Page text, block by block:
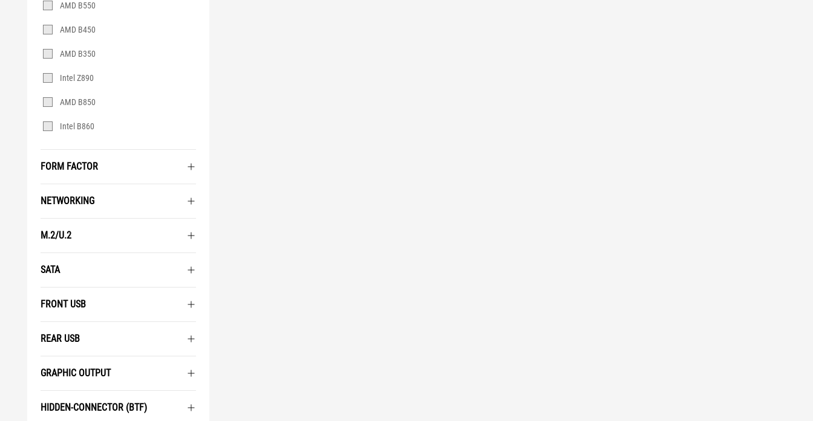
AMD B550
AMD B450
AMD B350
Intel Z890
AMD B850
Intel B860
FORM FACTOR
NETWORKING
M.2/U.2
SATA
FRONT USB
REAR USB
GRAPHIC OUTPUT
HIDDEN-CONNECTOR (BTF)